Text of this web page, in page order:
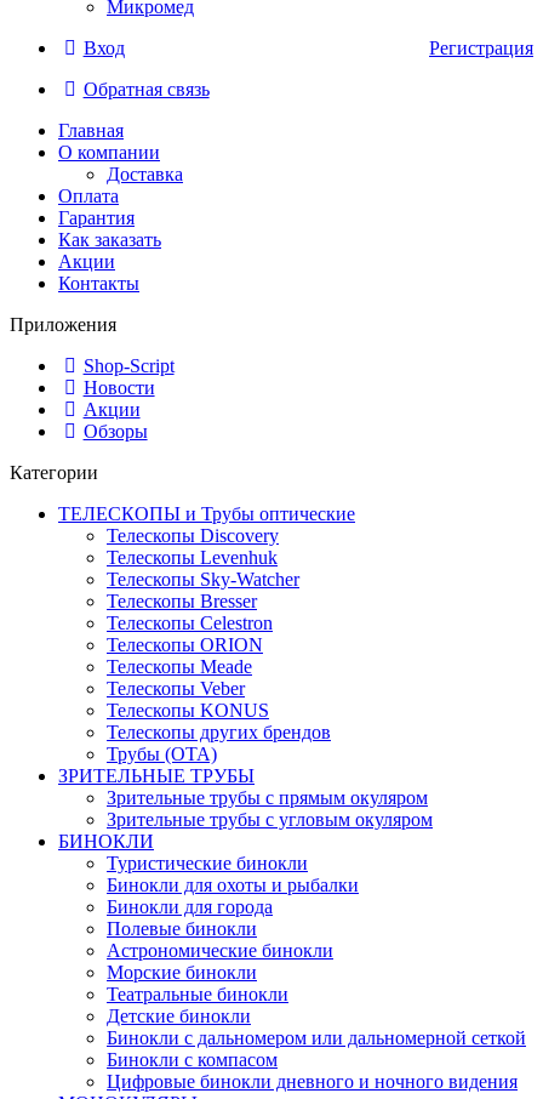
Микромед
Регистрация
Вход
Обратная связь
Главная
О компании
Доставка
Оплата
Гарантия
Как заказать
Акции
Контакты
Приложения
Shop-Script
Новости
Акции
Обзоры
Категории
ТЕЛЕСКОПЫ и Трубы оптические
Телескопы Discovery
Телескопы Levenhuk
Телескопы Sky-Watcher
Телескопы Bresser
Телескопы Celestron
Телескопы ORION
Телескопы Meade
Телескопы Veber
Телескопы KONUS
Телескопы других брендов
Трубы (ОТА)
ЗРИТЕЛЬНЫЕ ТРУБЫ
Зрительные трубы с прямым окуляром
Зрительные трубы с угловым окуляром
БИНОКЛИ
Туристические бинокли
Бинокли для охоты и рыбалки
Бинокли для города
Полевые бинокли
Астрономические бинокли
Морские бинокли
Театральные бинокли
Детские бинокли
Бинокли с дальномером или дальномерной сеткой
Бинокли с компасом
Цифровые бинокли дневного и ночного видения